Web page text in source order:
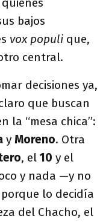
bajos
vox populi que,
central.
decisiones ya,
que buscan
la “mesa chica”:
y Moreno. Otra
, el 10 y el
y nada —y no
lo decidía
del Chacho, el